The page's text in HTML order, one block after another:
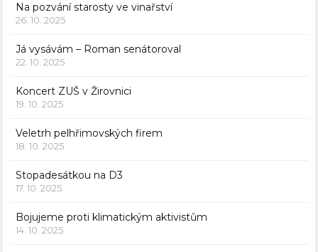
Na pozvání starosty ve vinařství
26. 10. 2025
Já vysávám – Roman senátoroval
22. 10. 2025
Koncert ZUŠ v Žirovnici
19. 10. 2025
Veletrh pelhřimovských firem
18. 10. 2025
Stopadesátkou na D3
17. 10. 2025
Bojujeme proti klimatickým aktivistům
14. 10. 2025